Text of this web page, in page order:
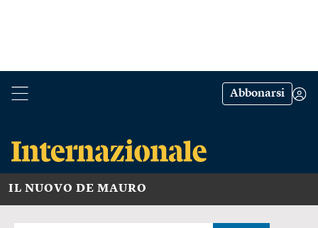
Abbonarsi
IL NUOVO DE MAURO